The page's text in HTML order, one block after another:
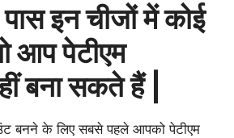
इन चीजों में कोई
आप पेटीएम
बना सकते हैं |
बनने के लिए सबसे पहले आपको पेटीएम